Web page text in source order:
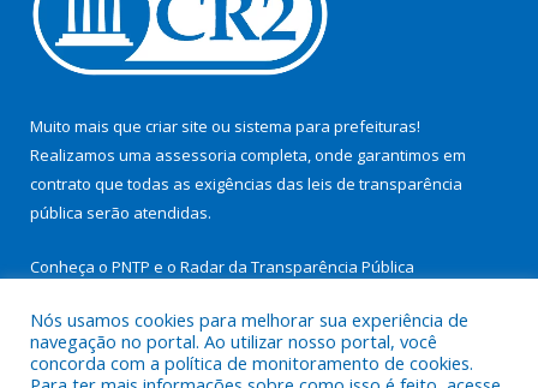
Muito mais que criar site ou sistema para prefeituras!
Realizamos uma assessoria completa, onde garantimos em
contrato que todas as exigências das leis de transparência
pública serão atendidas.
Conheça o PNTP e o Radar da Transparência Pública
Nós usamos cookies para melhorar sua experiência de
navegação no portal. Ao utilizar nosso portal, você
concorda com a política de monitoramento de cookies.